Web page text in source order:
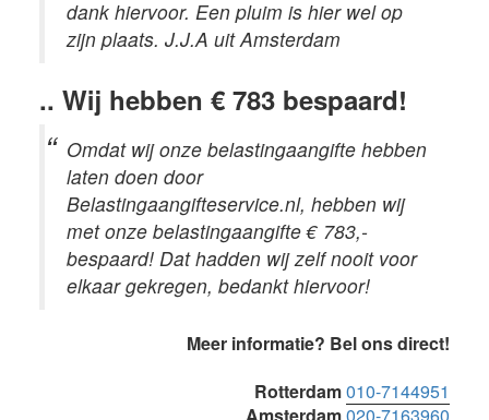
dank hiervoor. Een pluim is hier wel op
zijn plaats. J.J.A uit Amsterdam
.. Wij hebben € 783 bespaard!
Omdat wij onze belastingaangifte hebben
laten doen door
Belastingaangifteservice.nl, hebben wij
met onze belastingaangifte € 783,-
bespaard! Dat hadden wij zelf nooit voor
elkaar gekregen, bedankt hiervoor!
Meer informatie? Bel ons direct!
Rotterdam010-7144951
Amsterdam020-7163960